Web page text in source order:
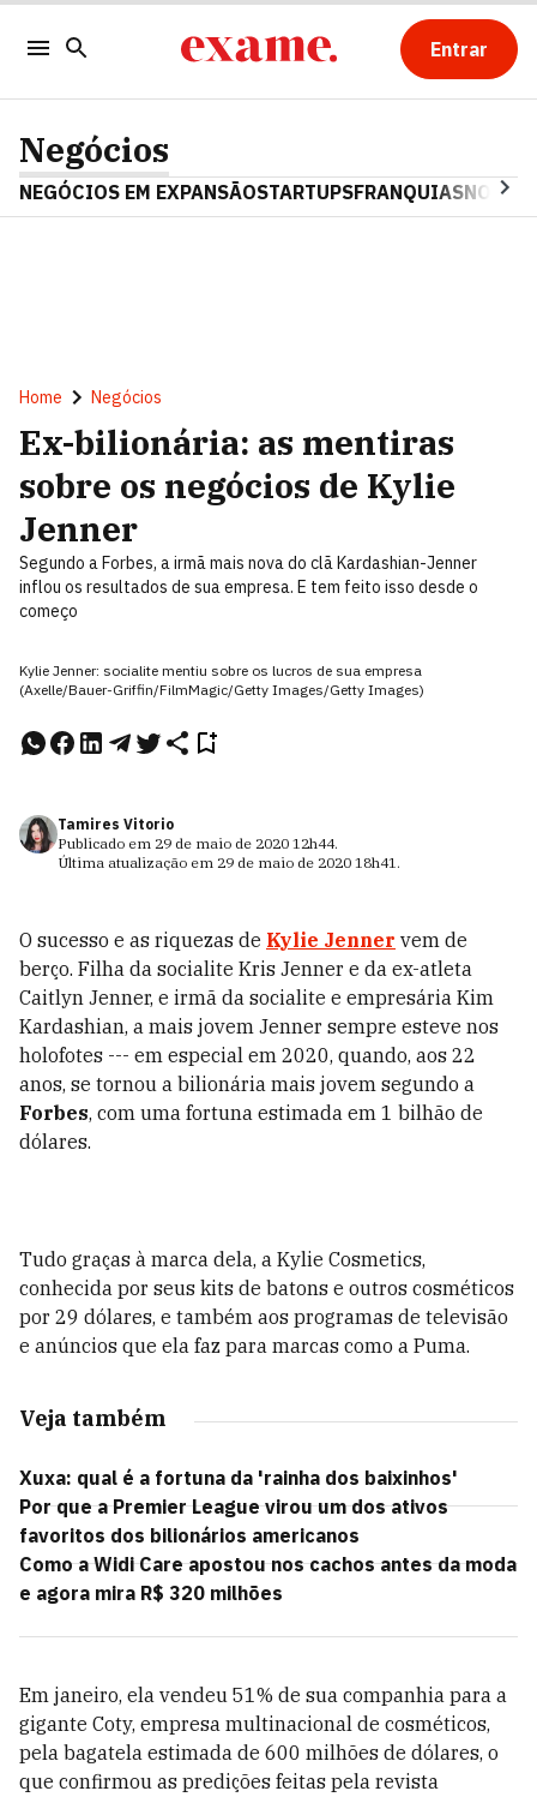
Entrar
Negócios
NEGÓCIOS EM EXPANSÃOSTARTUPSFRANQUIAS
Home Negócios
Ex-bilionária: as mentiras
sobre os negócios de Kylie
Jenner
Segundo a Forbes, a irmã mais nova do clã Kardashian-Jenner
inflou os resultados de sua empresa. E tem feito isso desde o
começo
Kylie Jenner: socialite mentiu sobre os lucros de sua empresa
(Axelle/Bauer-Griffin/FilmMagic/Getty Images/Getty Images)
Tamires Vitorio
Publicado em 29 de maio de 2020 12h44.
Última atualização em 29 de maio de 2020 18h41.
O sucesso e as riquezas de Kylie Jenner vem de
berço. Filha da socialite Kris Jenner e da ex-atleta
Caitlyn Jenner, e irmã da socialite e empresária Kim
Kardashian, a mais jovem Jenner sempre esteve nos
holofotes --- em especial em 2020, quando, aos 22
anos, se tornou a bilionária mais jovem segundo a
Forbes, com uma fortuna estimada em 1 bilhão de
dólares.
Tudo graças à marca dela, a Kylie Cosmetics,
conhecida por seus kits de batons e outros cosméticos
por 29 dólares, e também aos programas de televisão
e anúncios que ela faz para marcas como a Puma.
Veja também
Xuxa: qual é a fortuna da 'rainha dos baixinhos'
Por que a Premier League virou um dos ativos
favoritos dos bilionários americanos
Como a Widi Care apostou nos cachos antes da moda
e agora mira R$ 320 milhões
Em janeiro, ela vendeu 51% de sua companhia para a
gigante Coty, empresa multinacional de cosméticos,
pela bagatela estimada de 600 milhões de dólares, o
que confirmou as predições feitas pela revista